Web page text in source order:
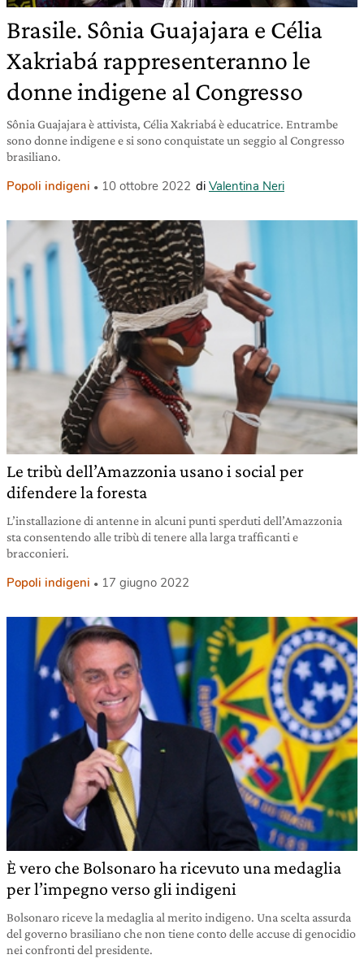
Brasile. Sônia Guajajara e Célia
Xakriabá rappresenteranno le
donne indigene al Congresso
Sônia Guajajara è attivista, Célia Xakriabá è educatrice. Entrambe
sono donne indigene e si sono conquistate un seggio al Congresso
brasiliano.
Popoli indigeni 10 ottobre 2022 di Valentina Neri
Le tribù dell’Amazzonia usano i social per
difendere la foresta
L’installazione di antenne in alcuni punti sperduti dell’Amazzonia
sta consentendo alle tribù di tenere alla larga trafficanti e
bracconieri.
Popoli indigeni 17 giugno 2022
È vero che Bolsonaro ha ricevuto una medaglia
per l’impegno verso gli indigeni
Bolsonaro riceve la medaglia al merito indigeno. Una scelta assurda
del governo brasiliano che non tiene conto delle accuse di genocidio
nei confronti del presidente.